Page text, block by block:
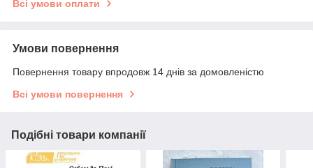
Всі умови оплати
Умови повернення
Повернення товару впродовж 14 днів за домовленістю
Всі умови повернення
Подібні товари компанії